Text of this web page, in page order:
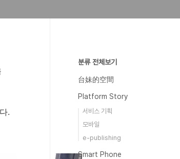
.
분류 전체보기
台妹的空間
Platform Story
서비스 기획
모바일
e-publishing
Smart Phone